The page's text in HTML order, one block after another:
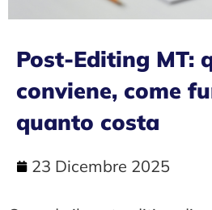
Post-Editing MT:
conviene, come
quanto costa
23 Dicembre 2025